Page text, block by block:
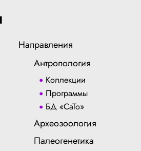
Направления
Антропология
Коллекции
Программы
БД «СаТо»
Археозоология
Палеогенетика